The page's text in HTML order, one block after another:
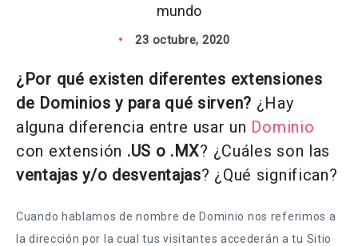
mundo
23 octubre, 2020
¿Por qué existen diferentes extensiones
de Dominios y para qué sirven? ¿Hay
alguna diferencia entre usar un Dominio
con extensión .US o .MX? ¿Cuáles son las
ventajas y/o desventajas? ¿Qué significan?
Cuando hablamos de nombre de Dominio nos referimos a
la dirección por la cual tus visitantes accederán a tu Sitio